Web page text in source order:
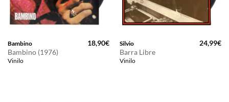
Bambino
Bambino (1976)
Vinilo
18,90€ Silvio
Barra Libre
Vinilo
24,99€